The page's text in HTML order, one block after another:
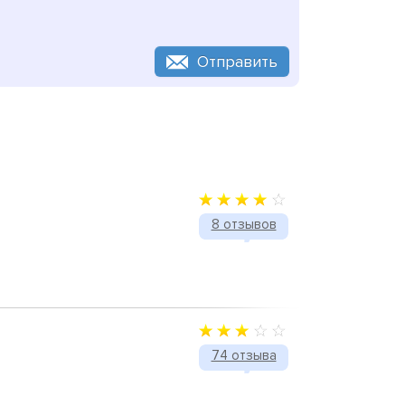
Отправить
8 отзывов
74 отзыва